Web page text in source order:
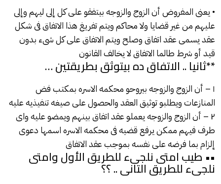
• يعنى المفروض أن الزوج والزوجه بيتفقو على كل إلى ليهم وإلى
عليهم من غير قضايا ولا محاكم ويتم تفريغ هذا الاتفاق فى شكل
عقد يسمى عقد اتفاق وصلح ويتم الاتفاق على كل شىء بدون
قيد أو شرط طالما الاتفاق لا يخالف القانون
**ثانيا .. الاتفاق ده بيتوثق بطريقتين …
١ – أن الزوج والزوجه بيروحو محكمه الاسرهبمكتب فض
المنازعات ويطلبو توثيق العقد والحصول على صيغه تنفيذيه عليه
٢ – أن الزوج والزوجه يعملو
عقد اتفاقبينهم ويمضو عليه واى
طرف فيهم ممكن يرفع قضيه فى محكمه الاسره اسمها دعوى
إلزام بما فرضه على نفسه بموجب عقد الاتفاق
•• طيب امتى نلجىء للطريق الأول وامتى
نلجىء للطريق التانى .. ؟؟